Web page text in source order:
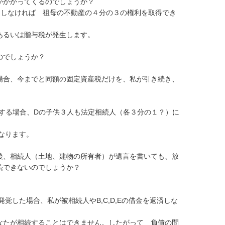
なければ　祖母の不動産の４分の３の権利を取得でき
いは贈与税が発生します。
しょうか？
、今までと同額の固定資産税だけを、私が引き続き、
場合、Dの子供３人も法定相続人（各３分の１？）に
ます。
相続人（土地、建物の所有者）が遺言を書いても、放
きないのでしょうか？
した場合、私が被相続人やB,C,D,Eの借金を返済しな
が相続することはできません。したがって　負債の問